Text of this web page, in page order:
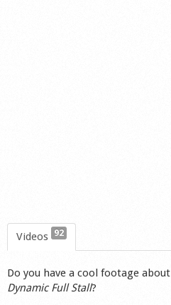
Videos 92
Do you have a cool footage about
Dynamic Full Stall?